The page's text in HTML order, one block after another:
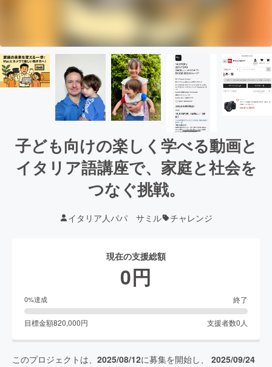
子ども向けの楽しく学べる動画と
イタリア語講座で、家庭と社会を
つなぐ挑戦。
イタリア人パパ サミル チャレンジ
現在の支援総額
0円
0%達成 終了
目標金額820,000円 支援者数0 人
このプロジェクトは、 2025/08/12に募集を開始し、 2025/09/24